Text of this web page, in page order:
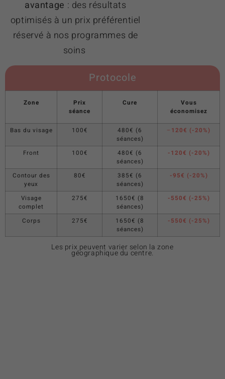
avantage : des résultats
optimisés à un prix préférentiel
réservé à nos programmes de
soins
Protocole
Zone
Prix
séance
Cure
Vous
économisez
Bas du visage 100€
480€ (6
séances)
– 120€ (-20%)
Front 100€
480€ (6
séances)
-120€ (-20%)
Contour des
yeux
80€
385€ (6
séances)
-95€ (-20%)
Visage
complet
275€
1650€ (8
séances)
-550€ (-25%)
Corps 275€
1650€ (8
séances)
-550€ (-25%)
Les prix peuvent varier selon la zone
géographique du centre.